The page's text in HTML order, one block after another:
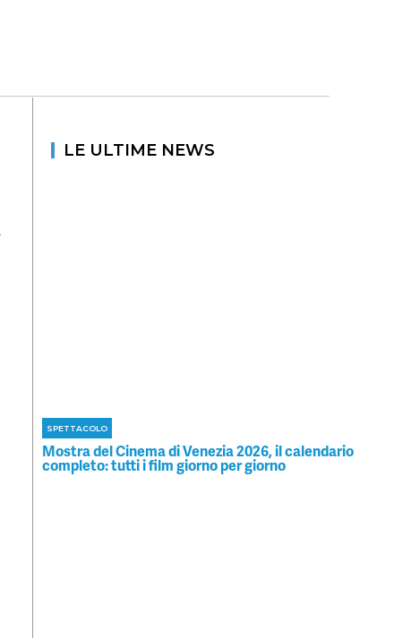
LE ULTIME NEWS
SPETTACOLO
Mostra del Cinema di Venezia 2026, il calendario
completo: tutti i film giorno per giorno